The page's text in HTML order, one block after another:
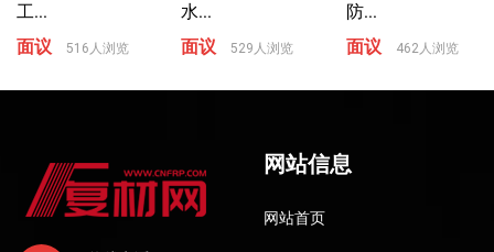
工...
面议
516人浏览
水...
面议
529人浏览
防...
面议
462人浏览
网站信息
网站首页